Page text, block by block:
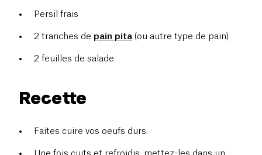
Persil frais
2 tranches de pain pita (ou autre type de pain)
2 feuilles de salade
Recette
Faites cuire vos oeufs durs.
Une fois cuits et refroidis, mettez-les dans un